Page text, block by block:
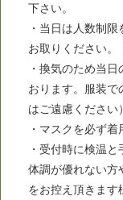
下さい。
・当日は人数制
お取りください。
・換気のため当
おります。服装で
はご遠慮ください）
・マスクを必ず着
・受付時に検温
体調が優れない方
をお控え頂きます